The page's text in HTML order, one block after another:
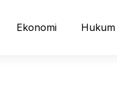
Ekonomi Hukum